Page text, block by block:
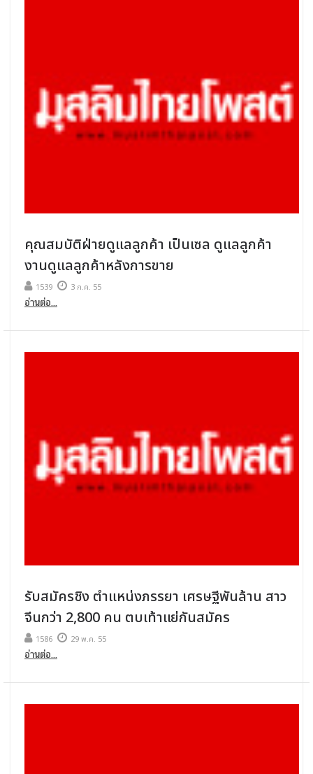
คุณสมบัติฝ่ายดูแลลูกค้า เป็นเซล ดูแลลูกค้า
งานดูแลลูกค้าหลังการขาย
1539 3 ก.ค. 55
อ่านต่อ...
รับสมัครชิง ตำแหน่งภรรยา เศรษฐีพันล้าน สาว
จีนกว่า 2,800 คน ตบเท้าแย่กันสมัคร
1586 29 พ.ค. 55
อ่านต่อ...